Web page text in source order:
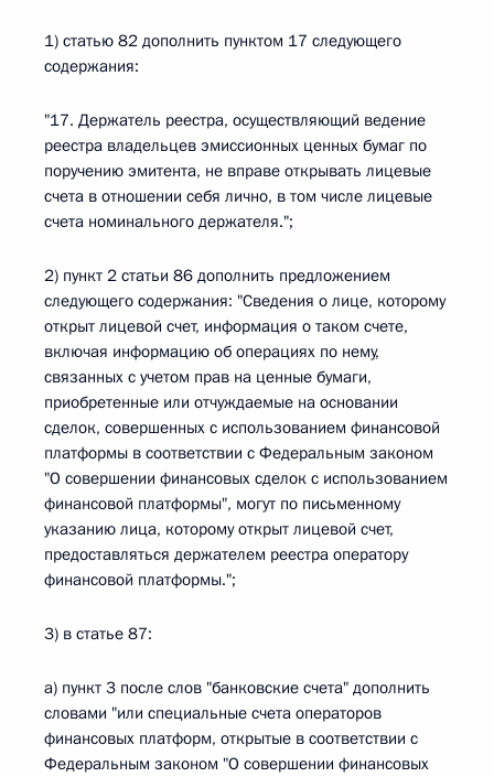
1) статью 82 дополнить пунктом 17 следующего
содержания:
"17. Держатель реестра, осуществляющий ведение
реестра владельцев эмиссионных ценных бумаг по
поручению эмитента, не вправе открывать лицевые
счета в отношении себя лично, в том числе лицевые
счета номинального держателя.";
2) пункт 2 статьи 86 дополнить предложением
следующего содержания: "Сведения о лице, которому
открыт лицевой счет, информация о таком счете,
включая информацию об операциях по нему,
связанных с учетом прав на ценные бумаги,
приобретенные или отчуждаемые на основании
сделок, совершенных с использованием финансовой
платформы в соответствии с Федеральным законом
"О совершении финансовых сделок с использованием
финансовой платформы", могут по письменному
указанию лица, которому открыт лицевой счет,
предоставляться держателем реестра оператору
финансовой платформы.";
3) в статье 87:
а) пункт 3 после слов "банковские счета" дополнить
словами "или специальные счета операторов
финансовых платформ, открытые в соответствии с
Федеральным законом "О совершении финансовых